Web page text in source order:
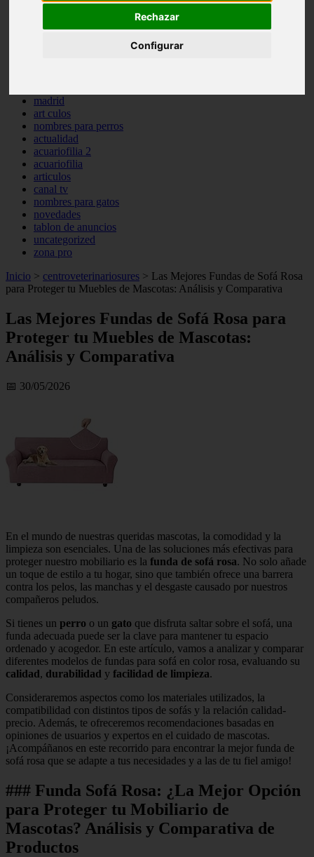
Rechazar
Configurar
madrid
art culos
nombres para perros
actualidad
acuariofilia 2
acuariofilia
articulos
canal tv
nombres para gatos
novedades
tablon de anuncios
uncategorized
zona pro
Inicio > centroveterinariosures > Las Mejores Fundas de Sofá Rosa
para Proteger tu Muebles de Mascotas: Análisis y Comparativa
Las Mejores Fundas de Sofá Rosa para
Proteger tu Muebles de Mascotas:
Análisis y Comparativa
📅 30/05/2026
En el mundo de nuestras queridas mascotas, la comodidad y la
limpieza son esenciales. Una de las soluciones más efectivas para
proteger nuestro mobiliario es la funda de sofá rosa. No solo añade
un toque de estilo a tu hogar, sino que también ofrece una barrera
contra los pelos, las manchas y el desgaste causado por nuestros
compañeros peludos.
Si tienes un perro o un gato que disfruta saltar sobre el sofá, una
funda adecuada puede ser la clave para mantener tu espacio
ordenado y acogedor. En este artículo, vamos a analizar y comparar
diferentes modelos de fundas para sofá en color rosa, evaluando su
calidad, durabilidad y facilidad de limpieza.
Consideraremos aspectos como los materiales utilizados, la
compatibilidad con distintos tipos de sofás y la relación calidad-
precio. Además, te ofreceremos recomendaciones basadas en
opiniones de usuarios y expertos en el cuidado de mascotas.
¡Acompáñanos en este recorrido para encontrar la mejor funda de
sofá rosa que se adapte a tus necesidades y a las de tu fiel amigo!
### Funda Sofá Rosa: ¿La Mejor Opción
para Proteger tu Mobiliario de
Mascotas? Análisis y Comparativa de
Productos